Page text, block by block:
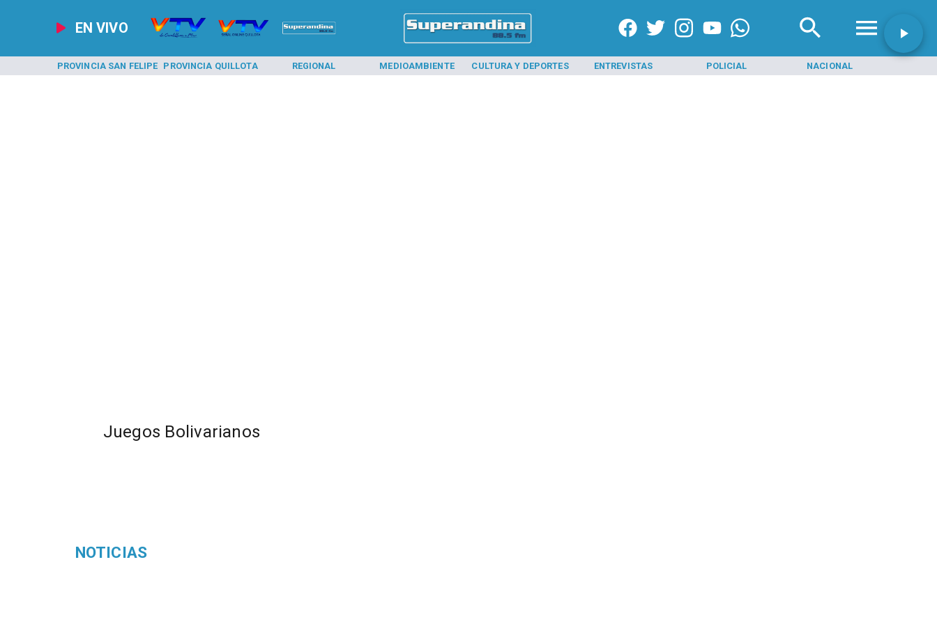
EN VIVO
PROVINCIA SAN FELIPE PROVINCIA QUILLOTA REGIONAL MEDIOAMBIENTE CULTURA Y DEPORTES ENTREVISTAS POLICIAL NACIONAL
Juegos Bolivarianos
NOTICIAS